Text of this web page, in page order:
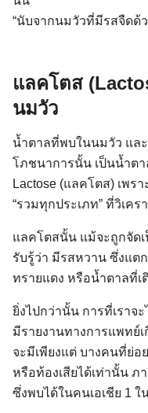
“นับจากนมวัวที่มีรสจืดด้
แลคโตส
นมวัว
น้ำตาลที่พบในนมวัว แล
โภชนาการนั้น เป็นน้ำต
Lactose (แลคโตส) เพ
“รวมทุกประเภท” ที่วิเค
แลคโตสนั้น แม้จะถูกจัด
รับรู้ว่า มีรสหวาน ซึ่งแต
ทรายแดง หรือน้ำตาลที่เ
ยิ่งไปกว่านั้น การที่เราจะ
มีรายงานทางการแพทย์
จะมีเพียงแต่ บางคนที่ย่
หรือท้องเสียได้เท่านั้น ภ
ซึ่งพบได้ในคนเอเชีย 1 ใ